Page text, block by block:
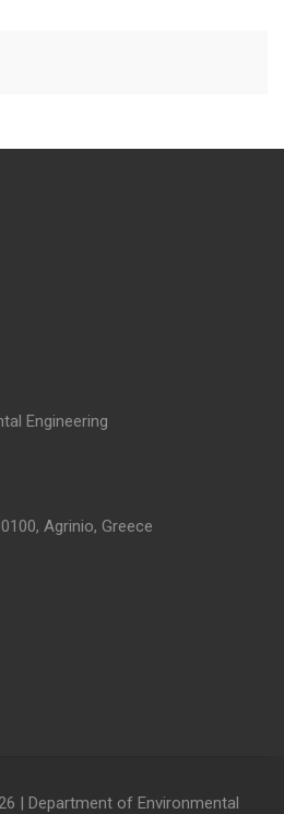
Engineering
Agrinio, Greece
| Department of Environmental